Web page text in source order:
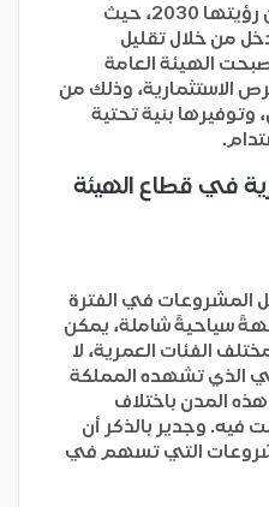
المملكة إلى تنفيذها ضمن رؤيتها 2030، حيث
من خلال تقليل
الهيئة العامة
الاستثمارية، وذلك من
وتوفيرها بنية تحتية
في قطاع الهيئة
المشروعات في الفترة
سياحيةً شاملة، يمكن
الفئات العمرية، لا
الذي تشهده المملكة
المدن باختلاف
فيه. وجدير بالذكر أن
التي تسهم في